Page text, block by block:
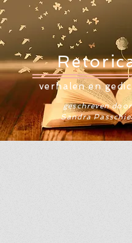
verhalen en
geschreven door
Sandra